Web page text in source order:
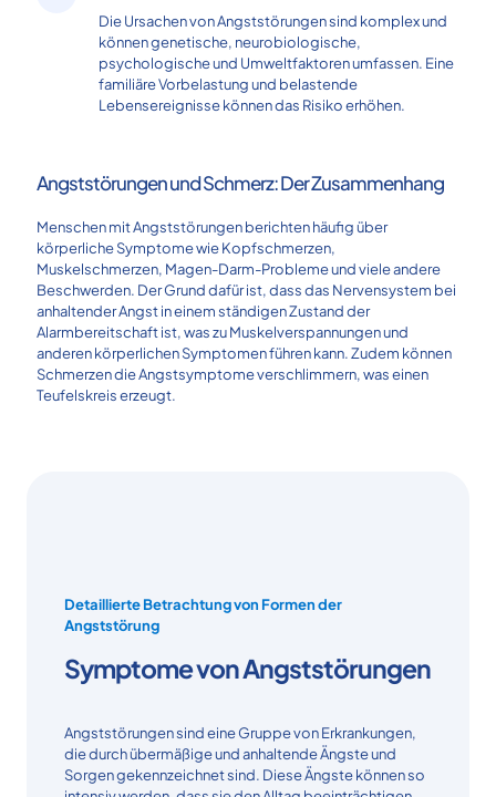
Die Ursachen von Angststörungen sind komplex und
können genetische, neurobiologische,
psychologische und Umweltfaktoren umfassen. Eine
familiäre Vorbelastung und belastende
Lebensereignisse können das Risiko erhöhen.
Angststörungen und Schmerz: Der Zusammenhang
Menschen mit Angststörungen berichten häufig über
körperliche Symptome wie Kopfschmerzen,
Muskelschmerzen, Magen-Darm-Probleme und viele andere
Beschwerden. Der Grund dafür ist, dass das Nervensystem bei
anhaltender Angst in einem ständigen Zustand der
Alarmbereitschaft ist, was zu Muskelverspannungen und
anderen körperlichen Symptomen führen kann. Zudem können
Schmerzen die Angstsymptome verschlimmern, was einen
Teufelskreis erzeugt.
Detaillierte Betrachtung von Formen der
Angststörung
Symptome von Angststörungen
Angststörungen sind eine Gruppe von Erkrankungen,
die durch übermäßige und anhaltende Ängste und
Sorgen gekennzeichnet sind. Diese Ängste können so